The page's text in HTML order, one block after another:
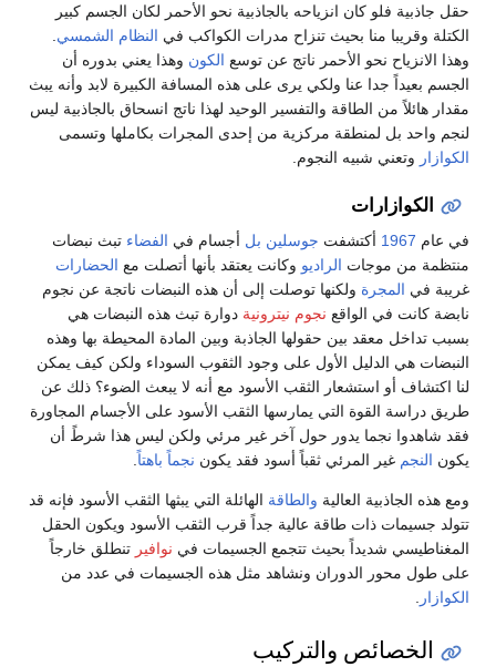
حقل جاذبية فلو كان انزياحه بالجاذبية نحو الأحمر لكان الجسم كبير
الكتلة وقريبا منا بحيث تنزاح مدرات الكواكب في النظام الشمسي
وهذا الانزياح نحو الأحمر ناتج عن توسع الكون وهذا يعني بدوره أن
الجسم بعيداً جدا عنا ولكي يرى على هذه المسافة الكبيرة لابد وأنه يبث
مقدار هائلاً من الطاقة والتفسير الوحيد لهذا ناتج انسحاق بالجاذبية ليس
لنجم واحد بل لمنطقة مركزية من إحدى المجرات بكاملها وتسمى
الكوازار وتعني شبيه النجوم.
الكوازارات
في عام 1967 أكتشفت جوسلين بل أجسام في الفضاء تبث نبضات
منتظمة من موجات الراديو وكانت يعتقد بأنها أتصلت مع الحضارات
غريبة في المجرة ولكنها توصلت إلى أن هذه النبضات ناتجة عن نجوم
نابضة كانت في الواقع نجوم نيترونية دوارة تبث هذه النبضات هي
بسبب تداخل معقد بين حقولها الجاذبة وبين المادة المحيطة بها وهذه
النبضات هي الدليل الأول على وجود الثقوب السوداء ولكن كيف يمكن
لنا اكتشاف أو استشعار الثقب الأسود مع أنه لا يبعث الضوء؟ ذلك عن
طريق دراسة القوة التي يمارسها الثقب الأسود على الأجسام المجاورة
فقد شاهدوا نجما يدور حول آخر غير مرئي ولكن ليس هذا شرطً أن
يكون النجم غير المرئي ثقباً أسود فقد يكون نجماً باهتاً.
ومع هذه الجاذبية العالية والطاقة الهائلة التي يبثها الثقب الأسود فإنه قد
تتولد جسيمات ذات طاقة عالية جداً قرب الثقب الأسود ويكون الحقل
المغناطيسي شديداً بحيث تتجمع الجسيمات في نوافير تنطلق خارجاً
على طول محور الدوران ونشاهد مثل هذه الجسيمات في عدد من
الكوازار
الخصائص والتركيب